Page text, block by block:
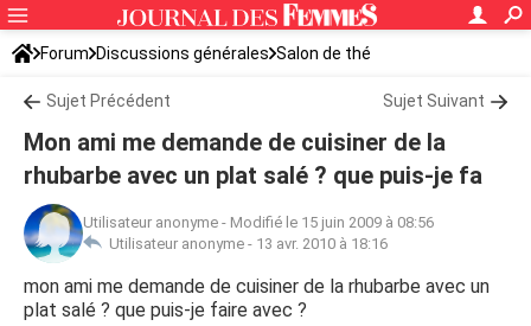
Forum Discussions générales Salon de thé
Sujet Précédent Sujet Suivant
Mon ami me demande de cuisiner de la
rhubarbe avec un plat salé ? que puis-je fa
Utilisateur anonyme - Modifié le 15 juin 2009 à 08:56
Utilisateur anonyme - 13 avr. 2010 à 18:16
mon ami me demande de cuisiner de la rhubarbe avec un
plat salé ? que puis-je faire avec ?